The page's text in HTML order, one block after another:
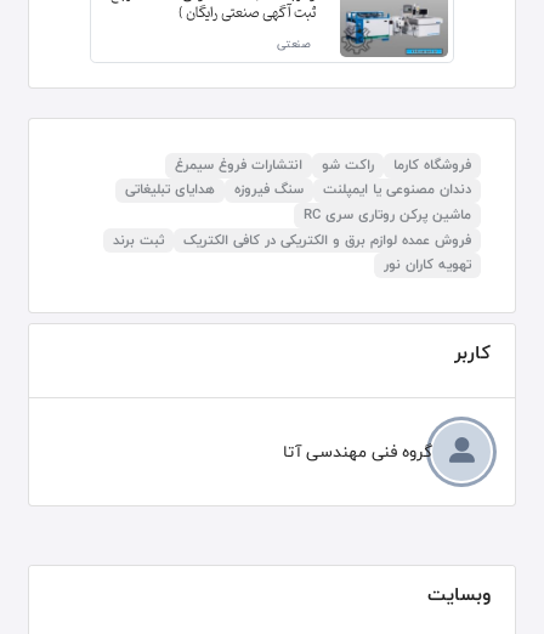
ثبت آگهی صنعتی رایگان )
صنعتی
فروشگاه کارما راکت شو
انتشارات فروغ سیمرغ
دندان مصنوعی یا ایمپلنت
سنگ فیروزه
هدایای تبلیغاتی
ماشین پرکن روتاری سری RC
فروش عمده لوازم برق و الکتریکی در کافی الکتریک
ثبت برند
تهویه کاران نور
کاربر
گروه فنی مهندسی آتا
وبسایت